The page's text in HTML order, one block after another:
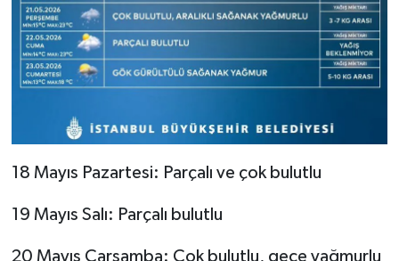
18 Mayıs Pazartesi: Parçalı ve çok bulutlu
19 Mayıs Salı: Parçalı bulutlu
20 Mayıs Çarşamba: Çok bulutlu, gece yağmurlu